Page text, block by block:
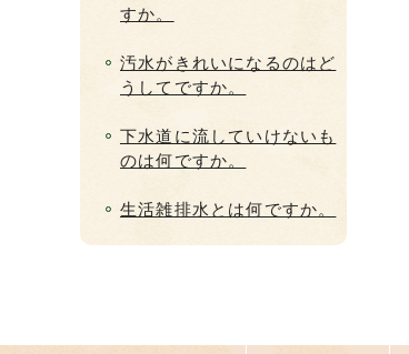
すか。
汚水がきれいになるのはど
うしてですか。
下水道に流していけないも
のは何ですか。
生活雑排水とは何ですか。